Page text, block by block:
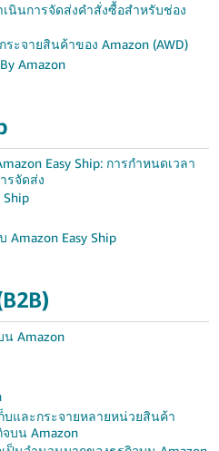
นินการจัดส่งคำสั่งซื้อสำหรับช่อง
ะจายสินค้าของ Amazon (AWD)
Amazon
Easy Ship: การกำหนดเวลา
รจัดส่ง
Ship
Easy Ship
น Amazon
บและกระจายหลายหน่วยสินค้า
บน Amazon